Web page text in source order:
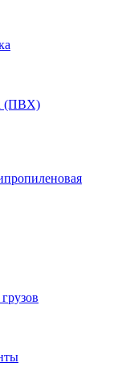
(ПВХ)